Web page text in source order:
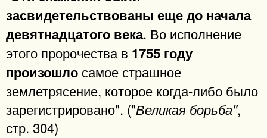
засвидетельствованы еще до начала
девятнадцатого века. Во исполнение
этого пророчества в 1755 году
произошло самое страшное
землетрясение, которое когда-либо было
зарегистрировано". ("Великая борьба",
стр. 304)